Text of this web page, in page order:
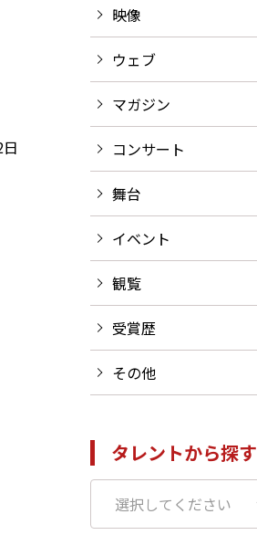
映像
ウェブ
マガジン
コンサート
舞台
イベント
観覧
受賞歴
その他
タレントから探す